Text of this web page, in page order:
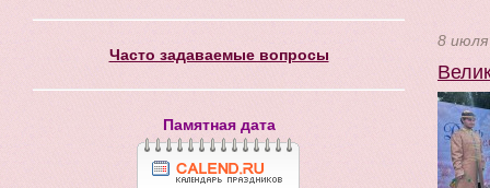
Часто задаваемые вопросы
Памятная дата
8